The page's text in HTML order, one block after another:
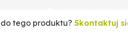
do tego produktu?Skontaktuj